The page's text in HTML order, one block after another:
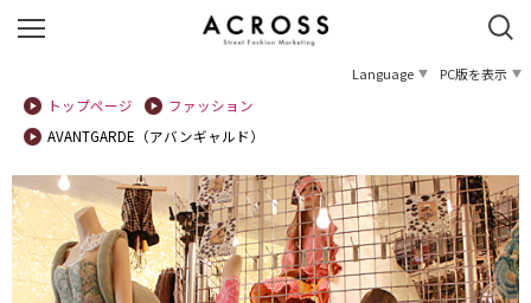
Language
PC版を表示
トップページ
ファッション
AVANTGARDE（アバンギャルド）